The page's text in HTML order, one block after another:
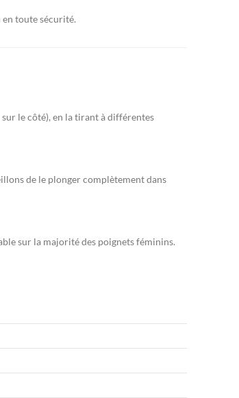
en toute sécurité.
le côté), en la tirant à différentes
de le plonger complètement dans
sur la majorité des poignets féminins.